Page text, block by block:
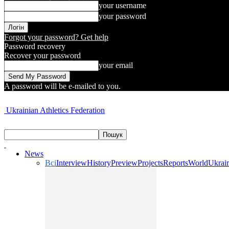
your username
your password
Forgot your password? Get help
Password recovery
Recover your password
your email
A password will be e-mailed to you.
Ukrainian Athletics Federation
News
ВсіInterviewHistoryPreviewProjectsReportsWorld